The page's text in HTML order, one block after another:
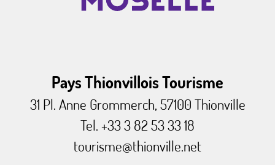
Pays Thionvillois Tourisme
31 Pl. Anne Grommerch, 57100 Thionville
Tel. +33 3 82 53 33 18
tourisme@thionville.net